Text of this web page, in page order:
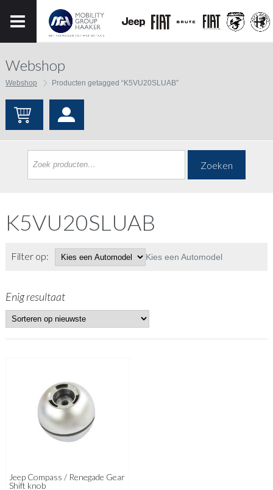
Webshop
Webshop Producten getagged “K5VU20SLUAB”
Zoeken
K5VU20SLUAB
Filter op: Kies een Automodel
Enig resultaat
Jeep Compass / Renegade Gear
Shift knob